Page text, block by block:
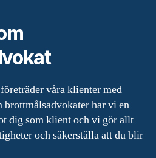
våra klienter med
har vi en
dig som klient och vi gör allt
och säkerställa att du blir